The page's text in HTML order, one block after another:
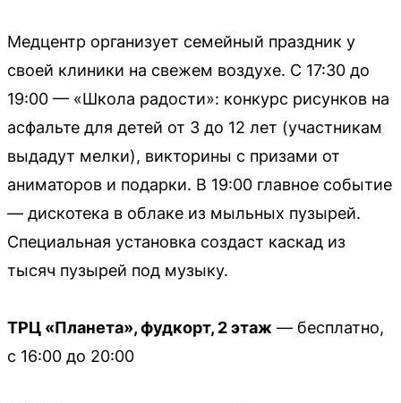
Медцентр организует семейный праздник у
своей клиники на свежем воздухе. С 17:30 до
19:00 — «Школа радости»: конкурс рисунков на
асфальте для детей от 3 до 12 лет (участникам
выдадут мелки), викторины с призами от
аниматоров и подарки. В 19:00 главное событие
— дискотека в облаке из мыльных пузырей.
Специальная установка создаст каскад из
тысяч пузырей под музыку.
ТРЦ «Планета», фудкорт, 2 этаж — бесплатно,
с 16:00 до 20:00